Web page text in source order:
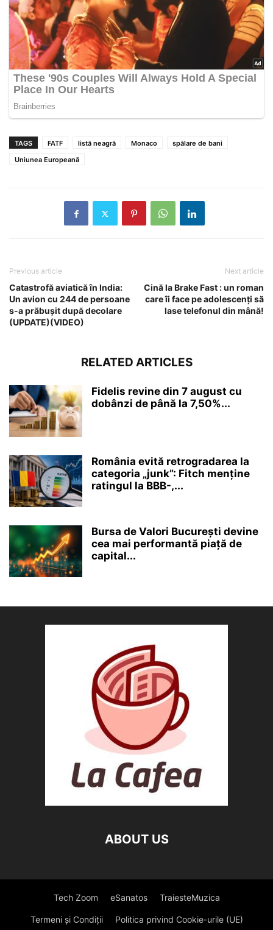
TAGS FATF listă neagră Monaco
spălare de bani
Uniunea Europeană
Previous article
Catastrofă aviatică în India:
Un avion cu 244 de persoane
s-a prăbușit după decolare
(UPDATE)(VIDEO)
Next article
Cină la Brake Fast : un roman
care îi face pe adolescenți să
lase telefonul din mână!
RELATED ARTICLES
Fidelis revine din 7 august cu
dobânzi de până la 7,50%...
România evită retrogradarea la
categoria „junk”: Fitch menține
ratingul la BBB-,...
Bursa de Valori București devine
cea mai performantă piață de
capital...
ABOUT US
Tech Zoom eSanatos TraiesteMuzica
Termeni și Condiții Politica privind Cookie-urile (UE)